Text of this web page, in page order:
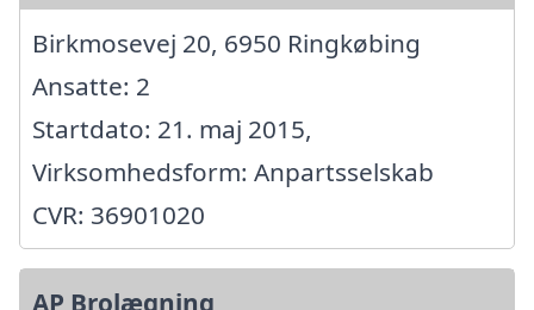
Birkmosevej 20, 6950 Ringkøbing
Ansatte: 2
Startdato: 21. maj 2015,
Virksomhedsform: Anpartsselskab
CVR: 36901020
AP Brolægning